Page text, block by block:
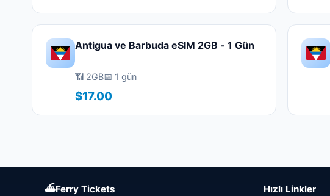
Antigua ve Barbuda eSIM 2GB - 1 Gün
📶 2GB📅 1 gün
$17.00
⛴Ferry Tickets Hızlı Linkler